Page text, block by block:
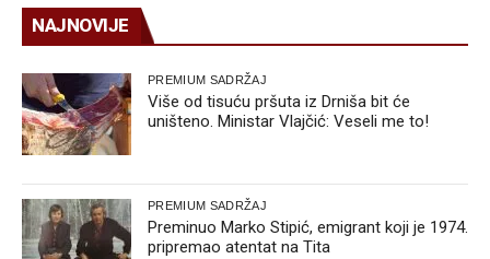
NAJNOVIJE
PREMIUM SADRŽAJ
Više od tisuću pršuta iz Drniša bit će
uništeno. Ministar Vlajčić: Veseli me to!
PREMIUM SADRŽAJ
Preminuo Marko Stipić, emigrant koji je 1974.
pripremao atentat na Tita